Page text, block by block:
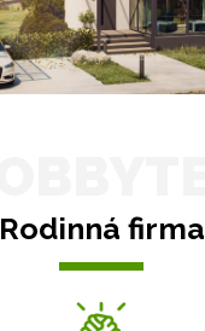
Rodinná firma